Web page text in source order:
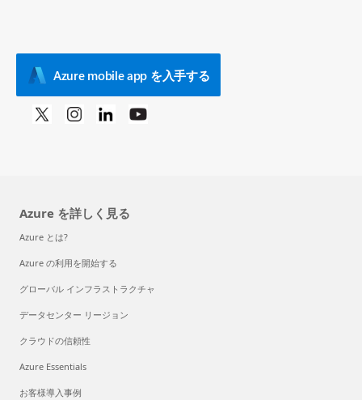
Azure mobile app を入手する
Azure を詳しく見る
Azure とは?
Azure の利用を開始する
グローバル インフラストラクチャ
データセンター リージョン
クラウドの信頼性
Azure Essentials
お客様導入事例